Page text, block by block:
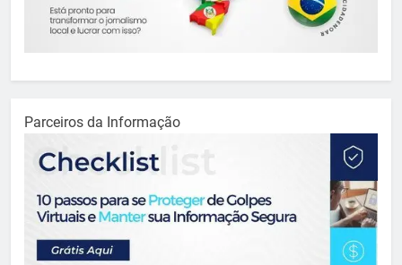
Parceiros da Informação